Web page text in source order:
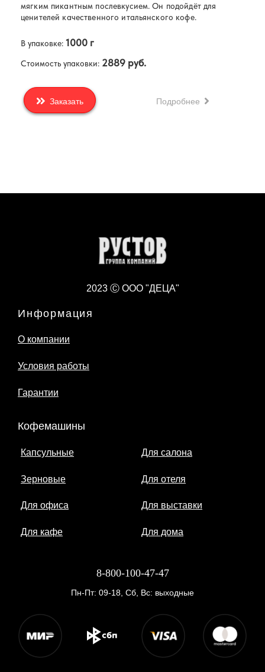
мягким пикантным послевкусием. Он подойдёт для
ценителей качественного итальянского кофе.
В упаковке: 1000 г
Стоимость упаковки: 2889 руб.
Заказать Подробнее
2023 Ⓒ ООО "ДЕЦА"
Информация
О компании
Условия работы
Гарантии
Кофемашины
Капсульные
Зерновые
Для офиса
Для кафе
Для салона
Для отеля
Для выставки
Для дома
8-800-100-47-47
Пн-Пт: 09-18, Сб, Вс: выходные